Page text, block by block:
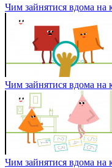
Чим зайнятися вдома на
Чим зайнятися вдома на
Чим зайнятися вдома на